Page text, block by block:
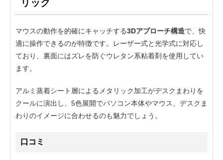
リック
マウスの動作を的確にキャッチする3Dアプローチ構造で、快
適に操作できるのが特徴です。レーザー式と光学式に対応し
ており、裏面にはズレを防ぐウレタン系粘着剤を使用してい
ます。
アルミ蒸着シート層によるメタリック加工がデスクまわりを
クールに演出し、5色展開でパソコン本体やマウス、デスクま
わりのイメージに合わせるのも魅力でしょう。
口コミ